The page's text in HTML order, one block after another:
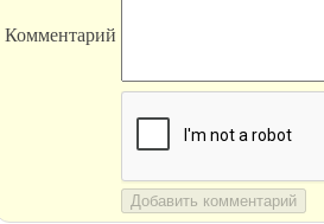
Комментарий
Добавить комментарий